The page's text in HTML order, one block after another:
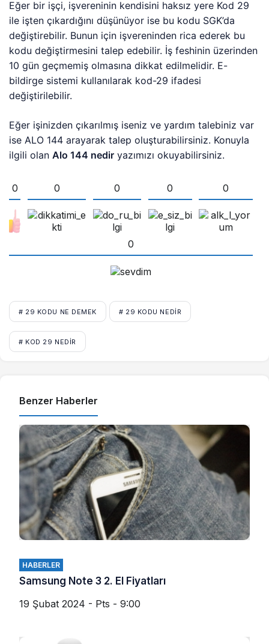
Eğer bir işçi, işvereninin kendisini haksız yere Kod 29
ile işten çıkardığını düşünüyor ise bu kodu SGK’da
değiştirebilir. Bunun için işvereninden rica ederek bu
kodu değiştirmesini talep edebilir. İş feshinin üzerinden
10 gün geçmemiş olmasına dikkat edilmelidir. E-
bildirge sistemi kullanılarak kod-29 ifadesi
değiştirilebilir.
Eğer işinizden çıkarılmış iseniz ve yardım talebiniz var
ise ALO 144 arayarak talep oluşturabilirsiniz. Konuyla
ilgili olan Alo 144 nedir yazımızı okuyabilirsiniz.
0 0 0 0 0
0
# 29 KODU NE DEMEK # 29 KODU NEDIR
# KOD 29 NEDIR
Benzer Haberler
HABERLER
Samsung Note 3 2. El Fiyatları
19 Şubat 2024 - Pts - 9:00